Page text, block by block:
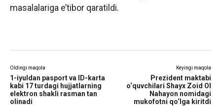
masalalariga e’tibor qaratildi.
Oldingi maqola
1-iyuldan pasport va ID-karta
kabi 17 turdagi hujjatlarning
elektron shakli rasman tan
olinadi
Keyingi maqola
Prezident maktabi
o‘quvchilari Shayx Zoid Ol
Nahayon nomidagi
mukofotni qo‘lga kiritdi